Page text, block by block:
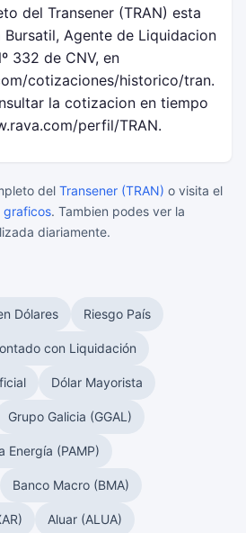
del Transener (TRAN) esta
Bursatil, Agente de Liquidacion
332 de CNV, en
cotizaciones/historico/tran.
la cotizacion en tiempo
perfil/TRAN.
del Transener (TRAN) o visita el
graficos. Tambien podes ver la
diariamente.
Dólares Riesgo País
con Liquidación
Dólar Mayorista
Grupo Galicia (GGAL)
Energía (PAMP)
Banco Macro (BMA)
Aluar (ALUA)